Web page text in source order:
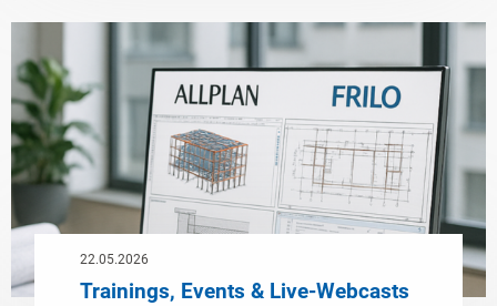
22.05.2026
Trainings, Events & Live-Webcasts